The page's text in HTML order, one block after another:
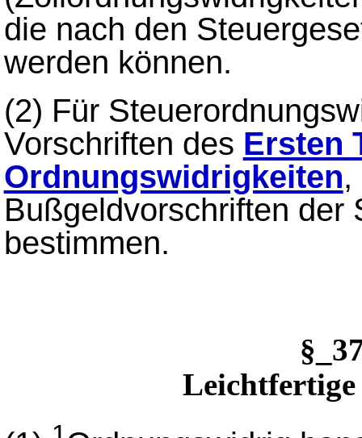
die nach den
werden können.
(2) Für
Vorschriften des Ersten
Ordnungswidrigkeiten,
Bußgeldvorschriften der
bestimmen.